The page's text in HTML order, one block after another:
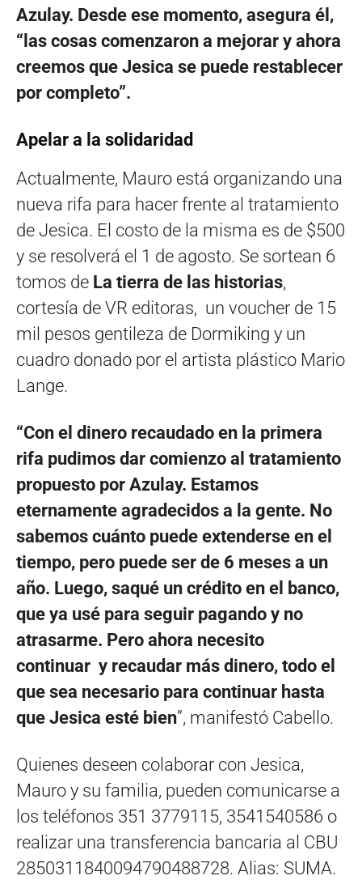
Azulay. Desde ese momento, asegura él,
“las cosas comenzaron a mejorar y ahora
creemos que Jesica se puede restablecer
por completo”.
Apelar a la solidaridad
Actualmente, Mauro está organizando una
nueva rifa para hacer frente al tratamiento
de Jesica. El costo de la misma es de $500
y se resolverá el 1 de agosto. Se sortean 6
tomos de La tierra de las historias,
cortesía de VR editoras, un voucher de 15
mil pesos gentileza de Dormiking y un
cuadro donado por el artista plástico Mario
Lange.
“Con el dinero recaudado en la primera
rifa pudimos dar comienzo al tratamiento
propuesto por Azulay. Estamos
eternamente agradecidos a la gente. No
sabemos cuánto puede extenderse en el
tiempo, pero puede ser de 6 meses a un
año. Luego, saqué un crédito en el banco,
que ya usé para seguir pagando y no
atrasarme. Pero ahora necesito
continuar y recaudar más dinero, todo el
que sea necesario para continuar hasta
que Jesica esté bien”, manifestó Cabello.
Quienes deseen colaborar con Jesica,
Mauro y su familia, pueden comunicarse a
los teléfonos 351 3779115, 3541540586 o
realizar una transferencia bancaria al CBU
2850311840094790488728. Alias: SUMA.